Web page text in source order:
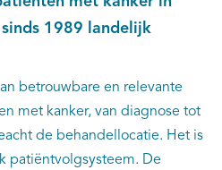
NCR
1989 landelijk
betrouwbare en relevante
met kanker, van diagnose tot
de behandellocatie. Het is
patiëntvolgsysteem. De